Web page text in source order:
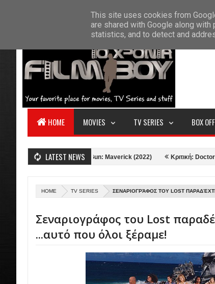
HOME ABOUT US CONTACT
HOME MOVIES TV SERIES BOX
LATEST NEWS
Κριτική: Top Gun: Maverick (2022) Κριτική: Doctor
HOME TV SERIES ΣΕΝΑΡΙΟΓΡΆΦΟΣ ΤΟΥ LOST
Σεναριογράφος του Lost
...αυτό που όλοι ξέραμε!
This site uses cookies from
are shared with Google along
statistics, and to detect and